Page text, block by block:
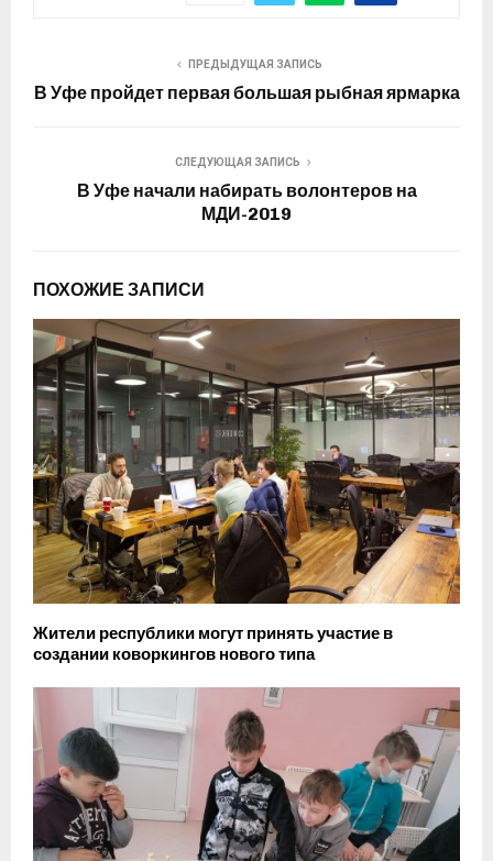
ПРЕДЫДУЩАЯ ЗАПИСЬ
В Уфе пройдет первая большая рыбная ярмарка
СЛЕДУЮЩАЯ ЗАПИСЬ
В Уфе начали набирать волонтеров на
МДИ-2019
ПОХОЖИЕ ЗАПИСИ
Жители республики могут принять участие в
создании коворкингов нового типа